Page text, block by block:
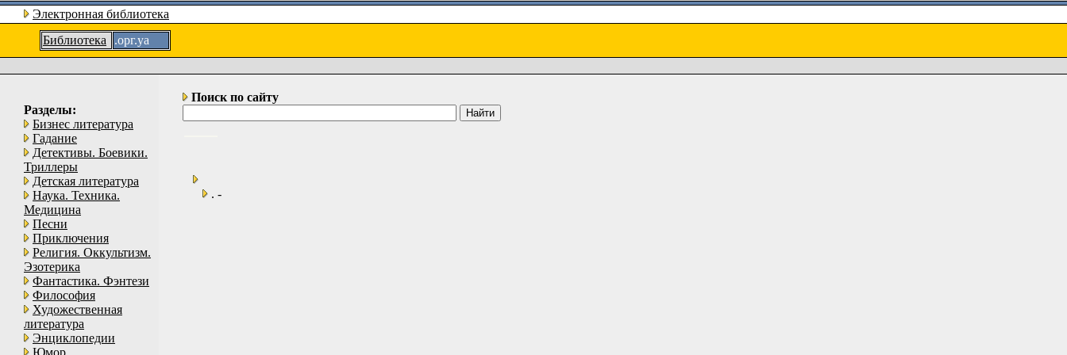
Электронная библиотека
Библиотека
.орг.уа
Разделы:
Бизнес литература
Гадание
Детективы. Боевики.
Триллеры
Детская литература
Наука. Техника.
Медицина
Песни
Приключения
Религия. Оккультизм.
Эзотерика
Фантастика. Фэнтези
Философия
Художественная
литература
Энциклопедии
Юмор
Поиск по сайту
. -